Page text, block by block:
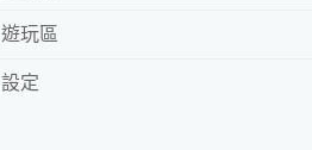
遊玩區
設定